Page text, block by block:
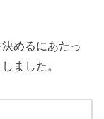
めるにあたっ
ました。